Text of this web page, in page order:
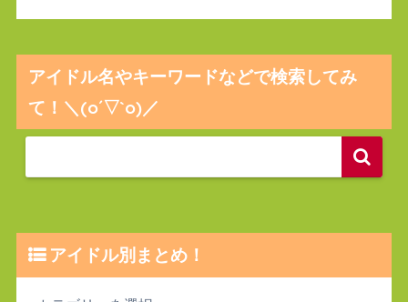
アイドル名やキーワードなどで検索してみ
て！＼(o´▽`o)／
アイドル別まとめ！